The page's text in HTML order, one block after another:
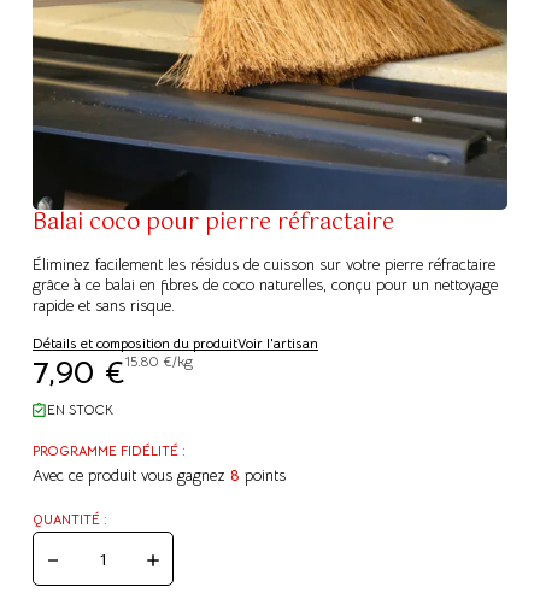
Balai coco pour pierre réfractaire
Éliminez facilement les résidus de cuisson sur votre pierre réfractaire
grâce à ce balai en fibres de coco naturelles, conçu pour un nettoyage
rapide et sans risque.
Détails et composition du produitVoir l'artisan
7,90 €15.80 €/kg
EN STOCK
PROGRAMME FIDÉLITÉ :
Avec ce produit vous gagnez 8 points
QUANTITÉ :
QUANTITÉ
DE